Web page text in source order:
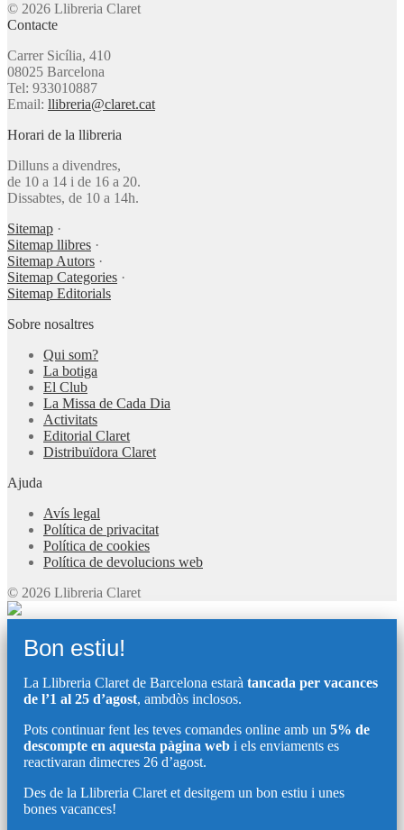
© 2026 Llibreria Claret
Contacte
Carrer Sicília, 410
08025 Barcelona
Tel: 933010887
Email: llibreria@claret.cat
Horari de la llibreria
Dilluns a divendres,
de 10 a 14 i de 16 a 20.
Dissabtes, de 10 a 14h.
Sitemap ·
Sitemap llibres ·
Sitemap Autors ·
Sitemap Categories ·
Sitemap Editorials
Sobre nosaltres
Qui som?
La botiga
El Club
La Missa de Cada Dia
Activitats
Editorial Claret
Distribuïdora Claret
Ajuda
Avís legal
Política de privacitat
Política de cookies
Política de devolucions web
© 2026 Llibreria Claret
Bon estiu!
La Llibreria Claret de Barcelona estarà tancada per vacances
de l’1 al 25 d’agost, ambdòs inclosos.
Pots continuar fent les teves comandes online amb un 5% de
descompte en aquesta pàgina web i els enviaments es
reactivaran dimecres 26 d’agost.
Des de la Llibreria Claret et desitgem un bon estiu i unes
bones vacances!